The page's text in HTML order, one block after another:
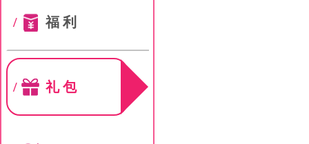
福利
/
礼包
/